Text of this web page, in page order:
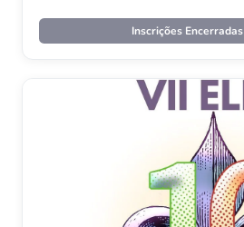
Inscrições Encerradas